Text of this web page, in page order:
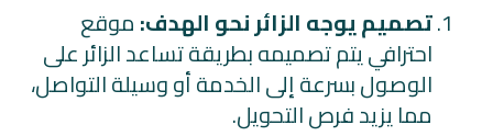
تصميم يوجه الزائر نحو الهدف:موقع
احترافي يتم تصميمه بطريقة تساعد الزائر على
الوصول بسرعة إلى الخدمة أو وسيلة التواصل،
مما يزيد فرص التحويل.